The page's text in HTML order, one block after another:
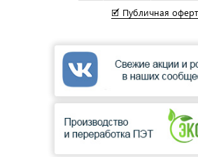
🗹 Публичная